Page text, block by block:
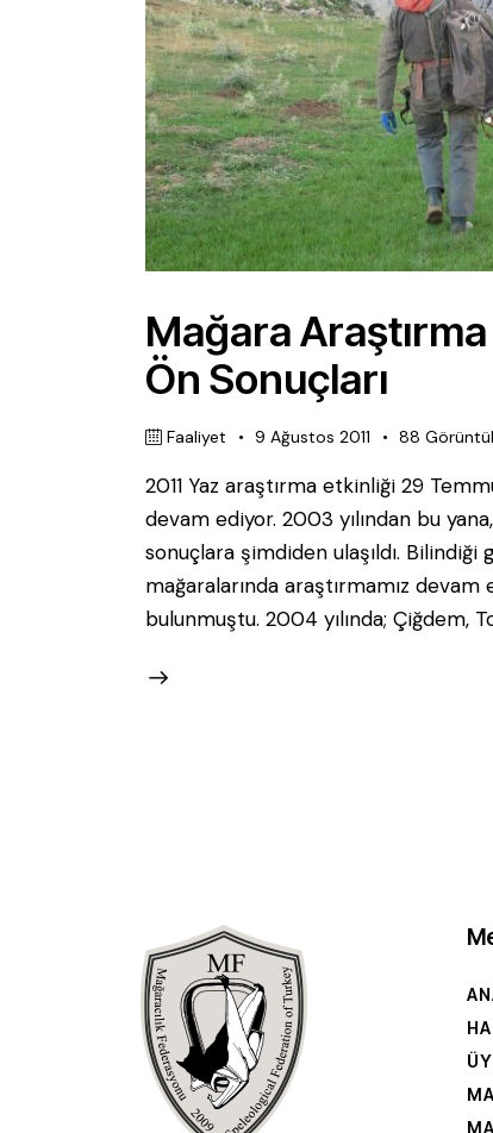
Mağara
Ön Sonuçları
Faaliyet 9 Ağustos 2011 88
2011 Yaz araştırma etkinliği 29
devam ediyor. 2003 yılından bu
sonuçlara şimdiden ulaşıldı. Bilindiği
mağaralarında araştırmamız
bulunmuştu. 2004 yılında; Çiğdem,